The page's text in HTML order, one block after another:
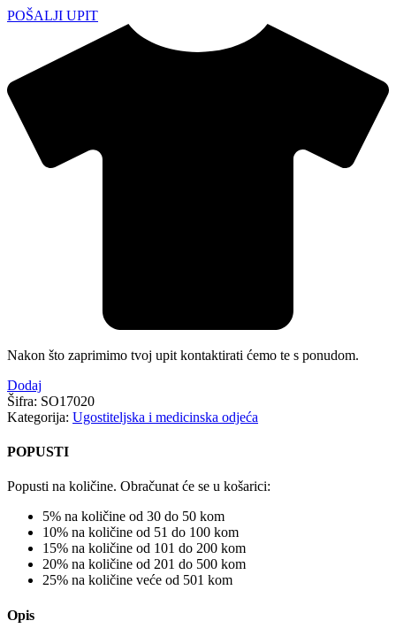
POŠALJI UPIT
Nakon što zaprimimo tvoj upit kontaktirati ćemo te s ponudom.
Dodaj
Šifra: SO17020
Kategorija: Ugostiteljska i medicinska odjeća
POPUSTI
Popusti na količine. Obračunat će se u košarici:
5% na količine od 30 do 50 kom
10% na količine od 51 do 100 kom
15% na količine od 101 do 200 kom
20% na količine od 201 do 500 kom
25% na količine veće od 501 kom
Opis